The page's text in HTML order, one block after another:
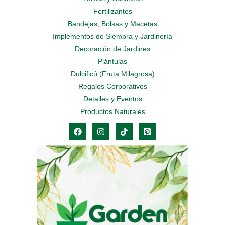
Fertilizantes
Bandejas, Bolsas y Macetas
Implementos de Siembra y Jardinería
Decoración de Jardines
Plántulas
Dulcificú (Fruta Milagrosa)
Regalos Corporativos
Detalles y Eventos
Productos Naturales